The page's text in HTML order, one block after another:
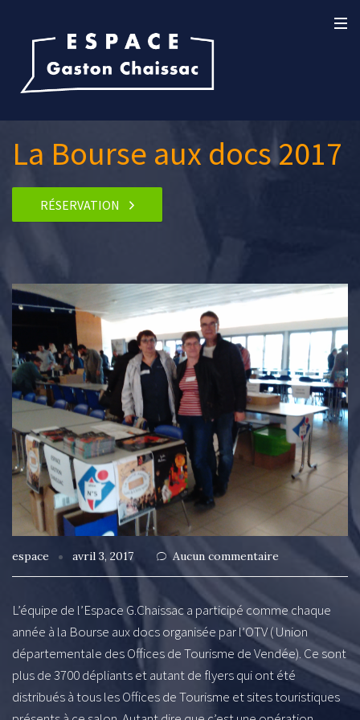
La Bourse aux docs 2017
RÉSERVATION
espace avril 3, 2017 Aucun commentaire
L’équipe de l’Espace G.Chaissac a participé comme chaque
année à la Bourse aux docs organisée par l’OTV ( Union
départementale des Offices de Tourisme de Vendée). Ce sont
plus de 3700 dépliants et autant de flyers qui ont été
distribués à tous les Offices de Tourisme et sites touristiques